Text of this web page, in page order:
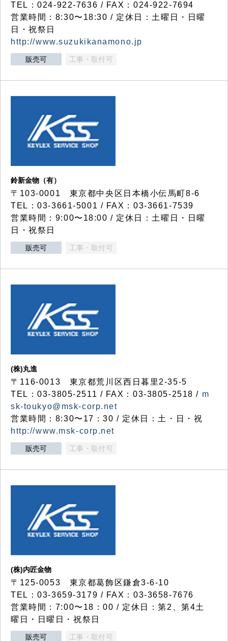
TEL：024-922-7636 / FAX：024-922-7694
営業時間：8:30〜18:30 / 定休日：土曜日・日曜
日・祝祭日
http://www.suzukikanamono.jp
販売可 工事・取付可
鈴新金物（有）
〒103-0001 東京都中央区日本橋小伝馬町8-6
TEL：03-3661-5001 / FAX：03-3661-7539
営業時間：9:00〜18:00 / 定休日：土曜日・日曜
日・祝祭日
販売可 工事・取付可
(株)丸進
〒116-0013 東京都荒川区西日暮里2-35-5
TEL：03-3805-2511 / FAX：03-3805-2518 / m
sk-toukyo@msk-corp.net
営業時間：8:30〜17：30 / 定休日：土・日・祝
http://www.msk-corp.net
販売可 工事・取付可
(株)内匠金物
〒125-0053 東京都葛飾区鎌倉3-6-10
TEL：03-3659-3179 / FAX：03-3658-7676
営業時間：7:00〜18：00 / 定休日：第2、第4土
曜日・日曜日・祝祭日
販売可 工事・取付可